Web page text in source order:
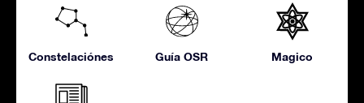
Constelaciónes Guía OSR Magico